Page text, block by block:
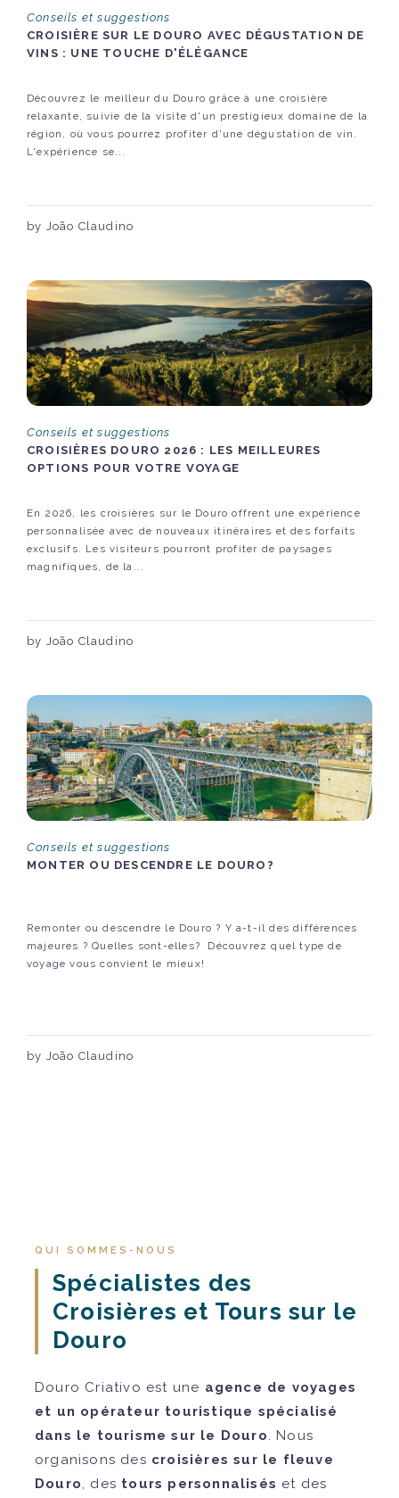
Conseils et suggestions
CROISIÈRE SUR LE DOURO AVEC DÉGUSTATION DE
VINS : UNE TOUCHE D'ÉLÉGANCE
Découvrez le meilleur du Douro grâce à une croisière
relaxante, suivie de la visite d'un prestigieux domaine de la
région, où vous pourrez profiter d'une dégustation de vin.
L'expérience se...
by João Claudino
Conseils et suggestions
CROISIÈRES DOURO 2026 : LES MEILLEURES
OPTIONS POUR VOTRE VOYAGE
En 2026, les croisières sur le Douro offrent une expérience
personnalisée avec de nouveaux itinéraires et des forfaits
exclusifs. Les visiteurs pourront profiter de paysages
magnifiques, de la...
by João Claudino
Conseils et suggestions
MONTER OU DESCENDRE LE DOURO?
Remonter ou descendre le Douro ? Y a-t-il des différences
majeures ? Quelles sont-elles? Découvrez quel type de
voyage vous convient le mieux!
by João Claudino
QUI SOMMES-NOUS
Spécialistes des
Croisières et Tours sur le
Douro
Douro Criativo est une agence de voyages
et un opérateur touristique spécialisé
dans le tourisme sur le Douro. Nous
organisons des croisières sur le fleuve
Douro, des tours personnalisés et des